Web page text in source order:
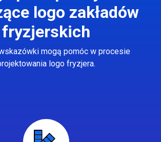
logo zakładów
fryzjerskich
mogą pomóc w procesie
logo fryzjera.